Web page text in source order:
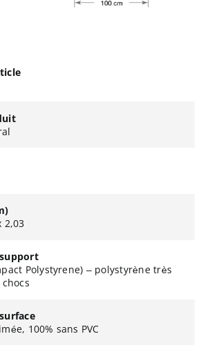
2,03
Polystyrene) – polystyrène très
100% sans PVC